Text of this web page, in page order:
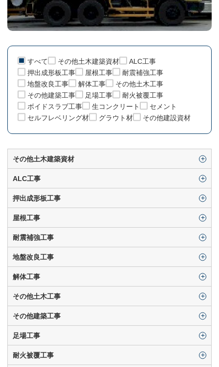
すべて その他土木建築資材
ALC工事
押出成形板工事
屋根工事
耐震補強工事
地盤改良工事
解体工事
その他土木工事
その他建築工事
足場工事
耐火被覆工事
ボイドスラブ工事
生コンクリート
セメント
セルフレベリング材
グラウト材 その他建設資材
その他土木建築資材
ALC工事
押出成形板工事
屋根工事
耐震補強工事
地盤改良工事
解体工事
その他土木工事
その他建築工事
足場工事
耐火被覆工事